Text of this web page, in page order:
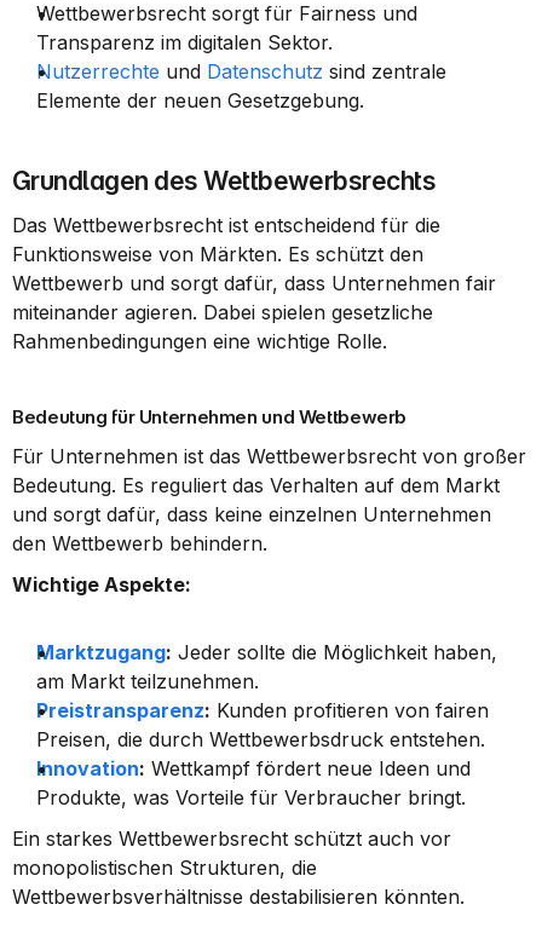
Wettbewerbsrecht sorgt für Fairness und
Transparenz im digitalen Sektor.
Nutzerrechte und Datenschutz sind zentrale
Elemente der neuen Gesetzgebung.
Grundlagen des Wettbewerbsrechts
Das Wettbewerbsrecht ist entscheidend für die
Funktionsweise von Märkten. Es schützt den
Wettbewerb und sorgt dafür, dass Unternehmen fair
miteinander agieren. Dabei spielen gesetzliche
Rahmenbedingungen eine wichtige Rolle.
Bedeutung für Unternehmen und Wettbewerb
Für Unternehmen ist das Wettbewerbsrecht von großer
Bedeutung. Es reguliert das Verhalten auf dem Markt
und sorgt dafür, dass keine einzelnen Unternehmen
den Wettbewerb behindern.
Wichtige Aspekte:
Marktzugang: Jeder sollte die Möglichkeit haben,
am Markt teilzunehmen.
Preistransparenz: Kunden profitieren von fairen
Preisen, die durch Wettbewerbsdruck entstehen.
Innovation: Wettkampf fördert neue Ideen und
Produkte, was Vorteile für Verbraucher bringt.
Ein starkes Wettbewerbsrecht schützt auch vor
monopolistischen Strukturen, die
Wettbewerbsverhältnisse destabilisieren könnten.